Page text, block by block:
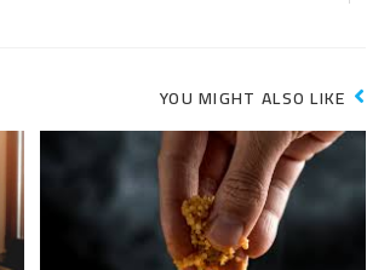
YOU MIGHT ALSO LIKE